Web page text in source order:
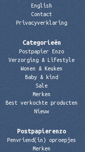
English
Contact
Privacyverklaring
Categorieën
Postpapier Enzo
Verzorging & Lifestyle
Wonen & Keuken
Baby & kind
Sale
Merken
Best verkochte producten
Nieuw
Postpapierenzo
Penvriend(in) oproepjes
Merken